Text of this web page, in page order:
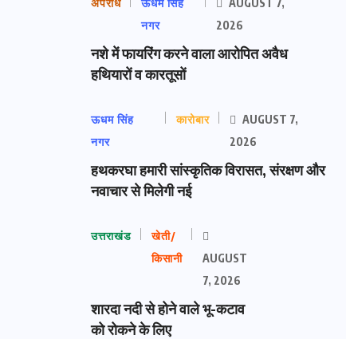
अपराध
ऊधम सिंह
नगर
AUGUST 7,
2026
नशे में फायरिंग करने वाला आरोपित अवैध
हथियारों व कारतूसों
ऊधम सिंह
नगर
कारोबार
AUGUST 7,
2026
हथकरघा हमारी सांस्कृतिक विरासत, संरक्षण और
नवाचार से मिलेगी नई
उत्तराखंड
खेती/
किसानी
AUGUST
7, 2026
शारदा नदी से होने वाले भू-कटाव
को रोकने के लिए